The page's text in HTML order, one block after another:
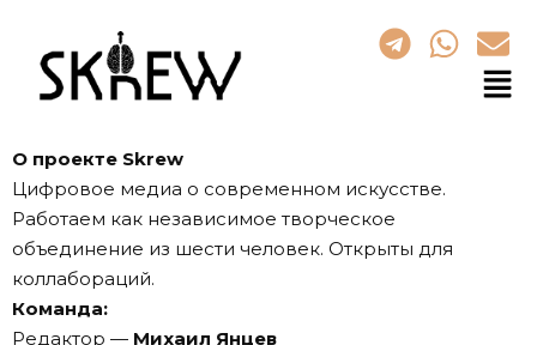
О проекте Skrew
Цифровое медиа о современном искусстве.
Работаем как независимое творческое
объединение из шести человек. Открыты для
коллабораций.
Команда:
Редактор — Михаил Янцев